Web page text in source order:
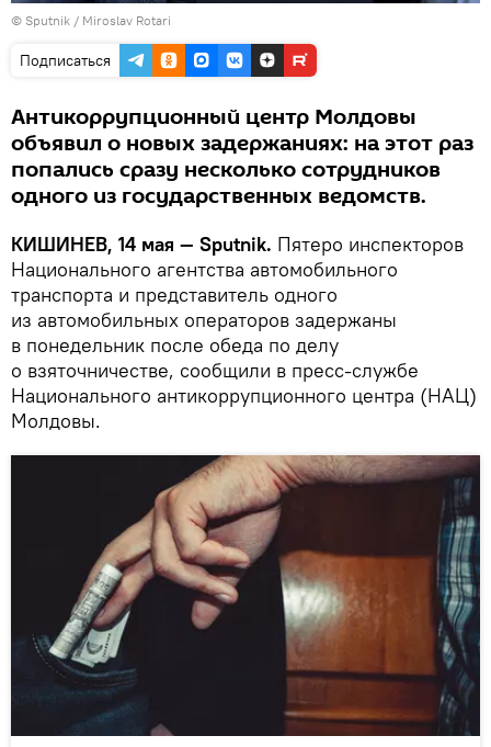
© Sputnik / Miroslav Rotari
Подписаться
Антикоррупционный центр Молдовы
объявил о новых задержаниях: на этот раз
попались сразу несколько сотрудников
одного из государственных ведомств.
КИШИНЕВ, 14 мая — Sputnik. Пятеро инспекторов
Национального агентства автомобильного
транспорта и представитель одного
из автомобильных операторов задержаны
в понедельник после обеда по делу
о взяточничестве, сообщили в пресс-службе
Национального антикоррупционного центра (НАЦ)
Молдовы.